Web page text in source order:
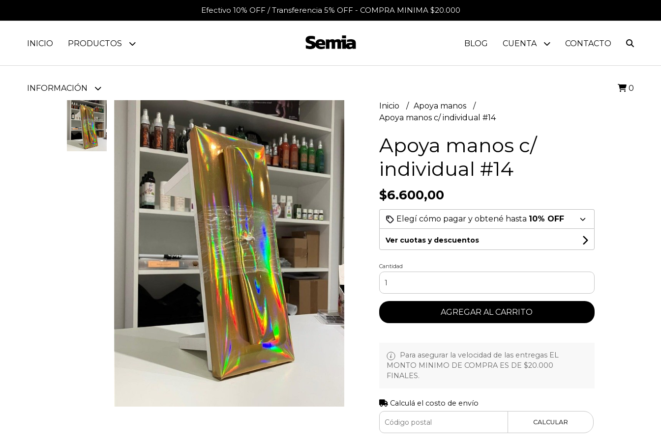
Efectivo 10% OFF / Transferencia 5% OFF - COMPRA MINIMA $20.000
INICIO PRODUCTOS
INFORMACIÓN
BLOG CUENTA CONTACTO
0
Inicio
Apoya manos
Apoya manos c/ individual #14
Apoya manos c/
individual #14
$6.600,00
Elegí cómo pagar y obtené hasta 10% OFF
Ver cuotas y descuentos
Cantidad
AGREGAR AL CARRITO
Para asegurar la velocidad de las entregas EL
MONTO MINIMO DE COMPRA ES DE $20.000
FINALES.
Calculá el costo de envío
CALCULAR